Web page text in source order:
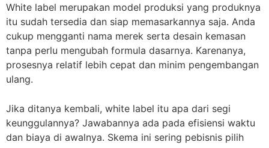
White label merupakan model produksi yang produknya
itu sudah tersedia dan siap memasarkannya saja. Anda
cukup mengganti nama merek serta desain kemasan
tanpa perlu mengubah formula dasarnya. Karenanya,
prosesnya relatif lebih cepat dan minim pengembangan
ulang.
Jika ditanya kembali, white label itu apa dari segi
keunggulannya? Jawabannya ada pada efisiensi waktu
dan biaya di awalnya. Skema ini sering pebisnis pilih